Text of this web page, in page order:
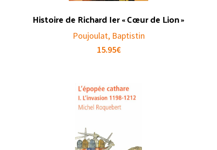
Histoire de Richard Ier « Cœur de Lion »
Poujoulat, Baptistin
15.95€